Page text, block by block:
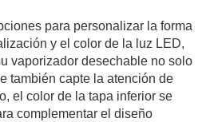
para personalizar la forma
y el color de la luz LED,
vaporizador desechable no solo
también capte la atención de
el color de la tapa inferior se
complementar el diseño